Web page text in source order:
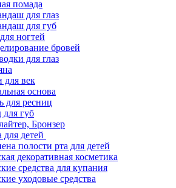
помада
для глаз
для губ
ногтей
бровей
для глаз
для век
основа
для ресниц
для губ
Бронзер
для детей
полости рта для детей
декоративная косметика
средства для купания
уходовые средства